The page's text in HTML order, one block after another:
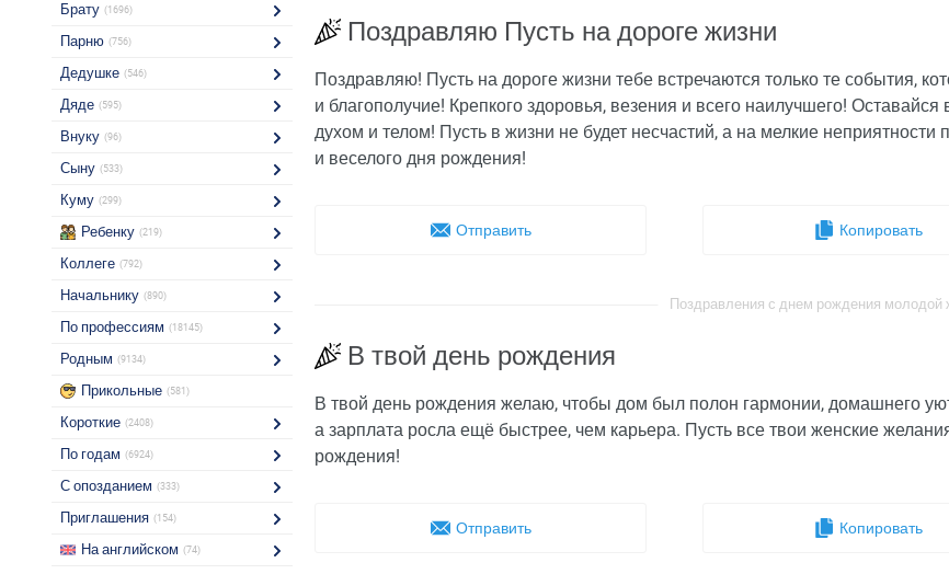
Брату (1696)
Парню (756)
Дедушке (546)
Дяде (595)
Внуку (96)
Сыну (533)
Куму (299)
Ребенку (219)
Коллеге (792)
Начальнику (890)
По профессиям (18145)
Родным (9134)
Прикольные (581)
Короткие (2408)
По годам (6924)
С опозданием (333)
Приглашения (154)
На английском (74)
Поздравляю Пусть на дороге жизни
Поздравляю! Пусть на дороге жизни тебе встречаются только те события,
и благополучие! Крепкого здоровья, везения и всего наилучшего!
духом и телом! Пусть в жизни не будет несчастий, а на мелкие неприятности
и веселого дня рождения!
Отправить Копировать
Поздравления с днем рождения молодой
В твой день рождения
В твой день рождения желаю, чтобы дом был полон гармонии, домашнего
а зарплата росла ещё быстрее, чем карьера. Пусть все твои женские
рождения!
Отправить Копировать